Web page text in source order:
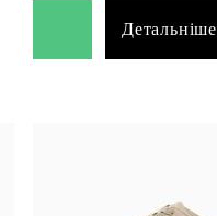
Детальніше